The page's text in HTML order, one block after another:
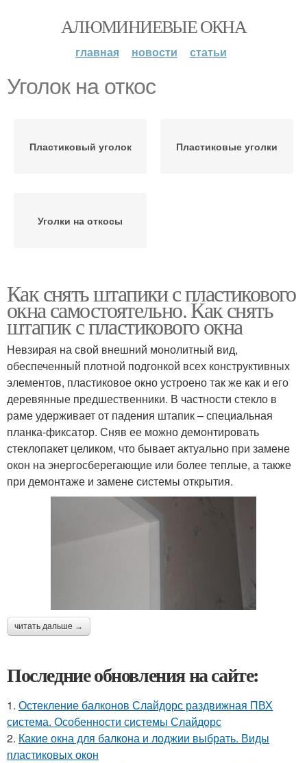
АЛЮМИНИЕВЫЕ ОКНА
главная новости статьи
Уголок на откос
Пластиковый уголок Пластиковые уголки
Уголки на откосы
Как снять штапики с пластикового
окна самостоятельно. Как снять
штапик с пластикового окна
Невзирая на свой внешний монолитный вид,
обеспеченный плотной подгонкой всех конструктивных
элементов, пластиковое окно устроено так же как и его
деревянные предшественники. В частности стекло в
раме удерживает от падения штапик – специальная
планка-фиксатор. Сняв ее можно демонтировать
стеклопакет целиком, что бывает актуально при замене
окон на энергосберегающие или более теплые, а также
при демонтаже и замене системы открытия.
читать дальше →
Последние обновления на сайте:
1. Остекление балконов Слайдорс раздвижная ПВХ
система. Особенности системы Слайдорс
2. Какие окна для балкона и лоджии выбрать. Виды
пластиковых окон